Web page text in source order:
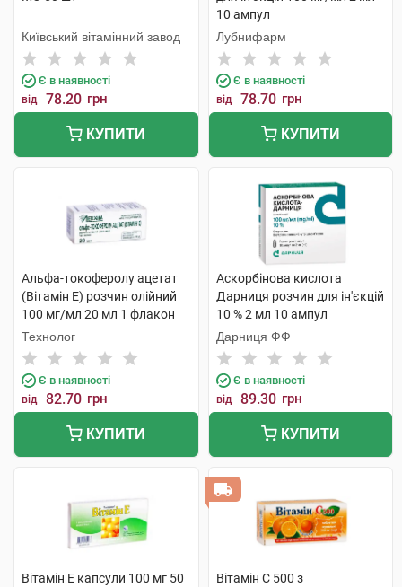
Київський вітамінний завод
Є в наявності
від 78.20 грн
КУПИТИ
10 ампул
Лубнифарм
Є в наявності
від 78.70 грн
КУПИТИ
Альфа-токоферолу ацетат
(Вітамін E) розчин олійний
100 мг/мл 20 мл 1 флакон
Технолог
Є в наявності
від 82.70 грн
КУПИТИ
Аскорбінова кислота
Дарниця розчин для ін'єкцій
10 % 2 мл 10 ампул
Дарниця ФФ
Є в наявності
від 89.30 грн
КУПИТИ
Вітамін E капсули 100 мг 50
Вітамін C 500 з